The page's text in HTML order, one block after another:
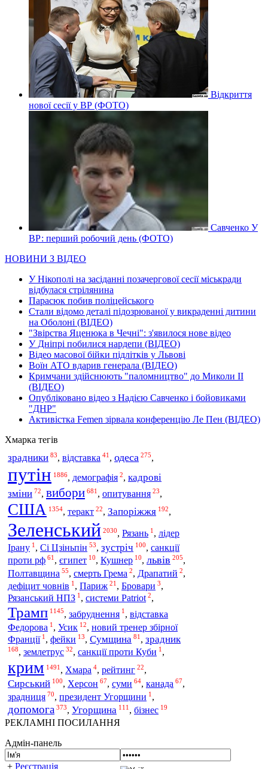
Відкриття
нової сесії у ВР (ФОТО)
Савченко У
ВР: перший робочий день (ФОТО)
НОВИНИ З ВІДЕО
У Нікополі на засіданні позачергової сесії міськради
відбулася стрілянина
Парасюк побив поліцейського
Стали відомо деталі підозрюваної у викраденні дитини
на Оболоні (ВІДЕО)
"Звірства Яценюка в Чечні": з'явилося нове відео
У Дніпрі побилися нардепи (ВІДЕО)
Відео масової бійки підлітків у Львові
Воїн АТО вдарив генерала (ВІДЕО)
Кримчани здійснюють "паломництво" до Миколи ІІ
(ВІДЕО)
Опубліковано відео з Надією Савченко і бойовиками
"ДНР"
Активістка Femen зірвала конференцію Ле Пен (ВІДЕО)
Хмарка тегів
зрадники 83, відставка 41 , одеса 275,
путін 1886, демографія 2, кадрові
зміни 72, вибори 681 , опитування 23,
США 1354, теракт 22, Запоріжжя 192,
Зеленський 2030, Рязань 1 , лідер
Ірану 1 , Сі Цзіньпін 53, зустріч 100, санкції
проти рф 61 , єгипет 10, Кушнер 10, львів 205,
Полтавщина 55, смерть Грема 2, Драпатий 2,
дефіцит човнів 1 , Париж 21 , Бровари 3,
Рязанський НПЗ 1 , системи Patriot 2,
Трамп 1145, забруднення 1 , відставка
Федорова 1 , Усик 12, новий тренер збірної
Франції 1 , фейки 13, Сумщина 81 , зрадник
168, землетрус 32, санкції проти Куби 1 ,
крим 1491 , Хмара 4, рейтинг 22,
Сирський 100, Херсон 67, суми 64, канада 67,
зрадниця 70, президент Угорщини 1 ,
допомога 373, Угорщина 111 , бізнес 19
РЕКЛАМНІ ПОСИЛАННЯ
Адмін-панель
+ Реєстрація